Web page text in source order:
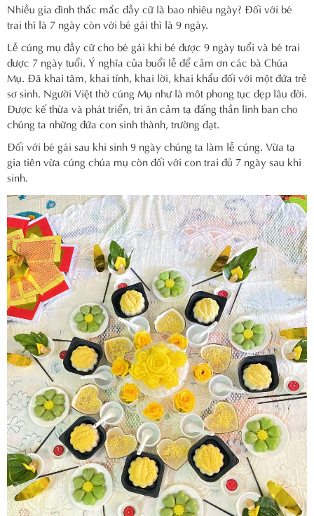
Nhiều gia đình thắc mắc đầy cữ là bao nhiêu ngày? Đối với bé
trai thì là 7 ngày còn với bé gái thì là 9 ngày.
Lễ cúng mụ đầy cữ cho bé gái khi bé được 9 ngày tuổi và bé trai
được 7 ngày tuổi. Ý nghĩa của buổi lễ để cảm ơn các bà Chúa
Mụ. Đã khai tâm, khai tính, khai lời, khai khẩu đối với một đứa trẻ
sơ sinh. Người Việt thờ cúng Mụ như là môt phong tục đẹp lâu đời.
Được kế thừa và phát triển, tri ân cảm tạ đấng thần linh ban cho
chúng ta những đứa con sinh thành, trường đạt.
Đối với bé gái sau khi sinh 9 ngày chúng ta làm lễ cúng. Vừa tạ
gia tiên vừa cúng chúa mụ còn đối với con trai đủ 7 ngày sau khi
sinh.